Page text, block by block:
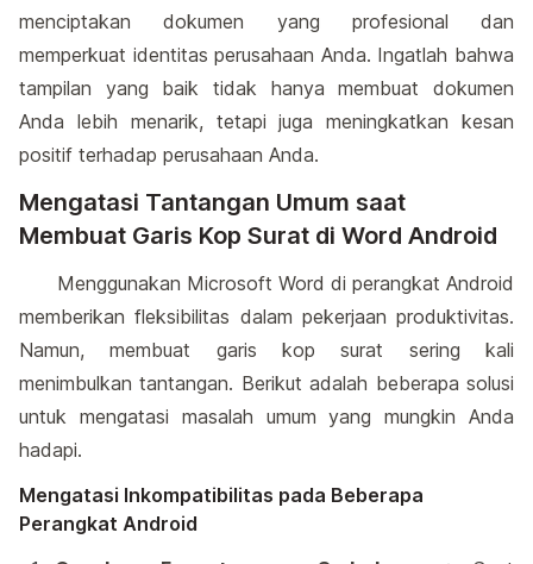
menciptakan dokumen yang profesional dan
memperkuat identitas perusahaan Anda. Ingatlah bahwa
tampilan yang baik tidak hanya membuat dokumen
Anda lebih menarik, tetapi juga meningkatkan kesan
positif terhadap perusahaan Anda.
Mengatasi Tantangan Umum saat
Membuat Garis Kop Surat di Word Android
Menggunakan Microsoft Word di perangkat Android
memberikan fleksibilitas dalam pekerjaan produktivitas.
Namun, membuat garis kop surat sering kali
menimbulkan tantangan. Berikut adalah beberapa solusi
untuk mengatasi masalah umum yang mungkin Anda
hadapi.
Mengatasi Inkompatibilitas pada Beberapa
Perangkat Android